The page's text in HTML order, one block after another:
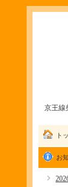
京王線
ト
お